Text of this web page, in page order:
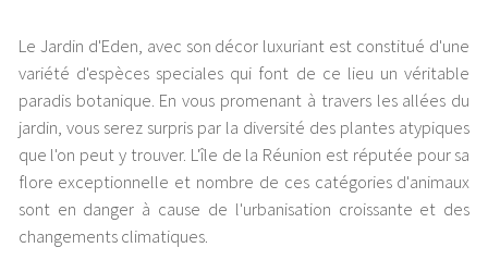
Le Jardin d'Eden, avec son décor luxuriant est constitué d'une
variété d'espèces speciales qui font de ce lieu un véritable
paradis botanique. En vous promenant à travers les allées du
jardin, vous serez surpris par la diversité des plantes atypiques
que l'on peut y trouver. L'île de la Réunion est réputée pour sa
flore exceptionnelle et nombre de ces catégories d'animaux
sont en danger à cause de l'urbanisation croissante et des
changements climatiques.